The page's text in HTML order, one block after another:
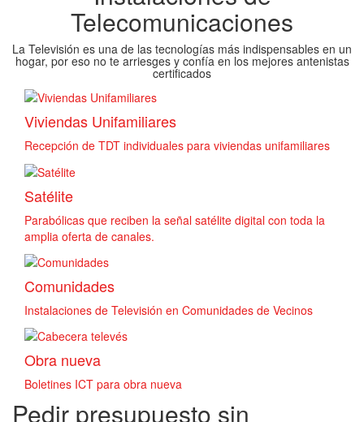
Telecomunicaciones
La Televisión es una de las tecnologías más indispensables en un
hogar, por eso no te arriesges y confía en los mejores antenistas
certificados
Viviendas Unifamiliares
Recepción de TDT individuales para viviendas unifamiliares
Satélite
Parabólicas que reciben la señal satélite digital con toda la
amplia oferta de canales.
Comunidades
Instalaciones de Televisión en Comunidades de Vecinos
Obra nueva
Boletines ICT para obra nueva
Pedir presupuesto sin